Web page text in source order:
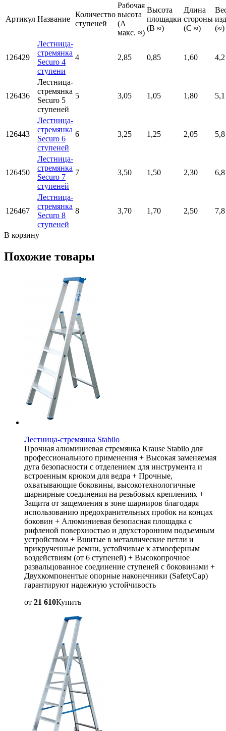
Артикул Название
Количество
ступеней
Рабочая
высота
(A
макс. ≈)
Высота
площадки
(B ≈)
Длина
стороны
(C ≈)
(≈)
126429
Лестница-
стремянка
Securo 4
ступени
4 2,85 0,85 1,60 4,2
126436
Лестница-
стремянка
Securo 5
ступеней
5 3,05 1,05 1,80 5,1
126443
Лестница-
стремянка
Securo 6
ступеней
6 3,25 1,25 2,05 5,8
126450
Лестница-
стремянка
Securo 7
ступеней
7 3,50 1,50 2,30 6,8
126467
Лестница-
стремянка
Securo 8
ступеней
8 3,70 1,70 2,50 7,8
В корзину
Похожие товары
Лестница-стремянка Stabilo
Прочная алюминиевая стремянка Krause Stabilo для
профессионального применения + Высокая заменяемая
дуга безопасности с отделением для инструмента и
встроенным крюком для ведра + Прочные,
охватывающие боковины, высокотехнологичные
шарнирные соединения на резьбовых креплениях +
Защита от защемления в зоне шарниров благодаря
использованию предохранительных пробок на концах
боковин + Алюминиевая безопасная площадка с
рифленой поверхностью и двухсторонним подъемным
устройством + Вшитые в металлические петли и
прикрученные ремни, устойчивые к атмосферным
воздействиям (от 6 ступеней) + Высокопрочное
развальцованное соединение ступеней с боковинами +
Двухкомпонентые опорные наконечники (SafetyCap)
гарантируют надежную устойчивость
от 21 610Купить